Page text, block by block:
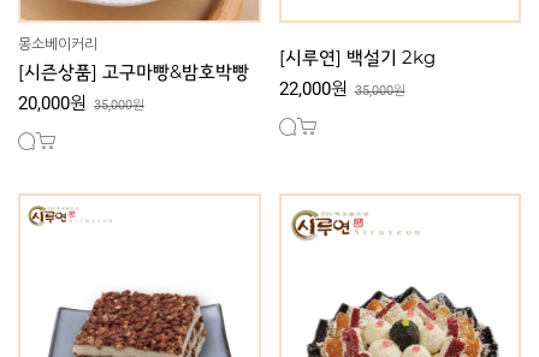
몽소베이커리
[시즌상품] 고구마빵&밤호박빵
20,000원 35,000원
[시루연] 백설기 2kg
22,000원 35,000원